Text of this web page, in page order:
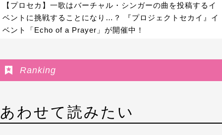
【プロセカ】一歌はバーチャル・シンガーの曲を投稿するイ
ベントに挑戦することになり…？ 『プロジェクトセカイ』イ
ベント「Echo of a Prayer」が開催中！
Ranking
あわせて読みたい